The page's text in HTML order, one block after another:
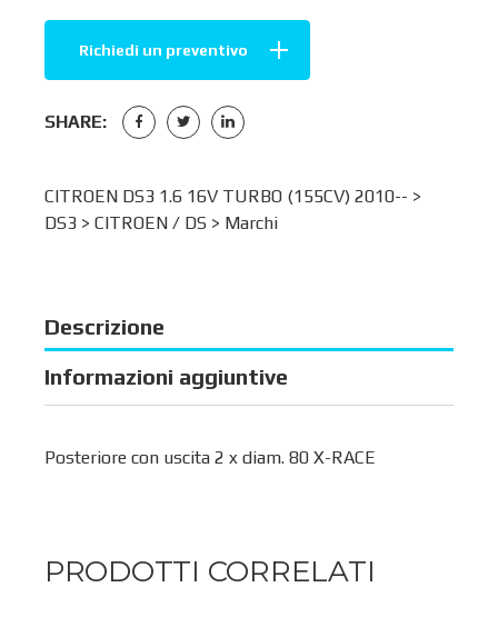
Richiedi un preventivo
SHARE:
CITROEN DS3 1.6 16V TURBO (155CV) 2010-- >
DS3 > CITROEN / DS > Marchi
Descrizione
Informazioni aggiuntive
Posteriore con uscita 2 x diam. 80 X-RACE
PRODOTTI CORRELATI